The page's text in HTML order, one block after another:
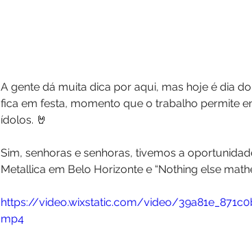
A gente dá muita dica por aqui, mas hoje é dia
fica em festa, momento que o trabalho permite
ídolos. 🤘
Sim, senhoras e senhoras, tivemos a
Metallica em Belo Horizonte e “Nothing else
https://video.wixstatic.com/video/
mp4